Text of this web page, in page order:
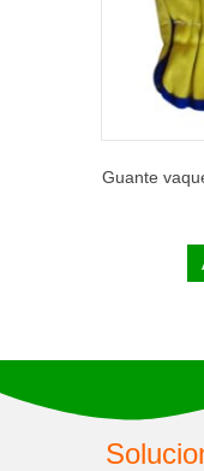
Guante